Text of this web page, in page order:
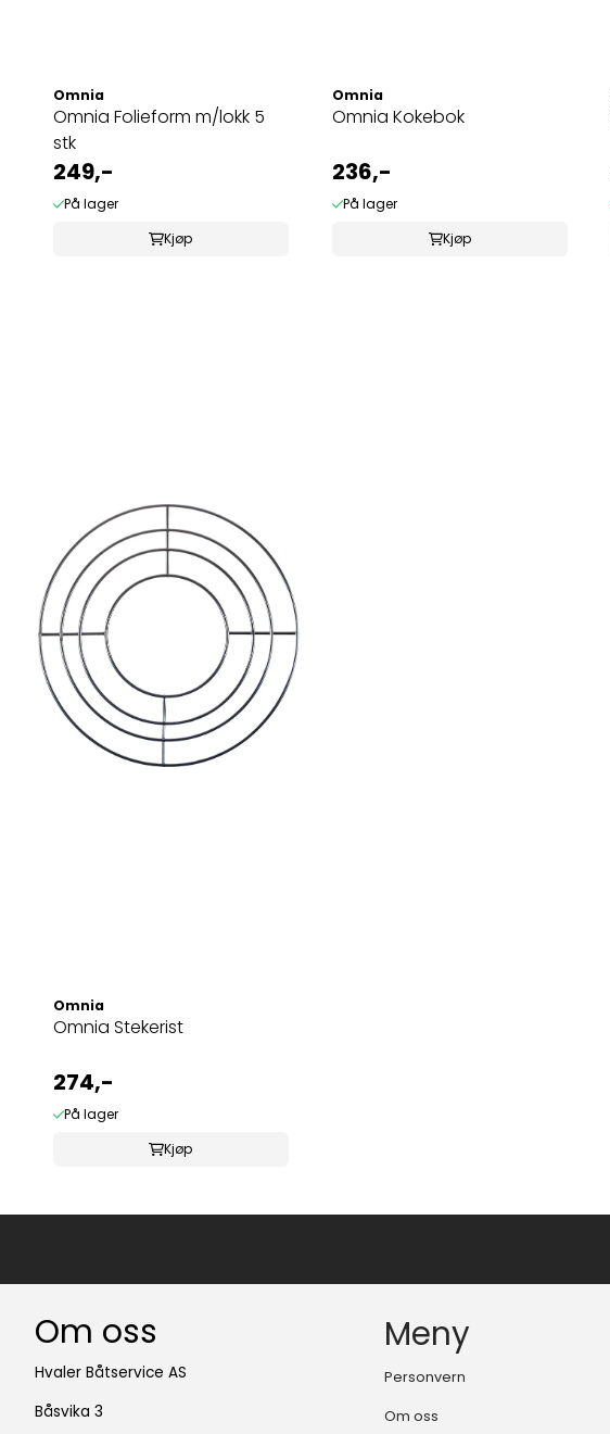
Omnia
Omnia Folieform m/lokk 5
stk
249,-
På lager
Kjøp
Omnia
Omnia Kokebok
236,-
På lager
Kjøp
Omnia
Omnia Stekerist
274,-
På lager
Kjøp
Om oss
Hvaler Båtservice AS
Båsvika 3
Meny
Personvern
Om oss